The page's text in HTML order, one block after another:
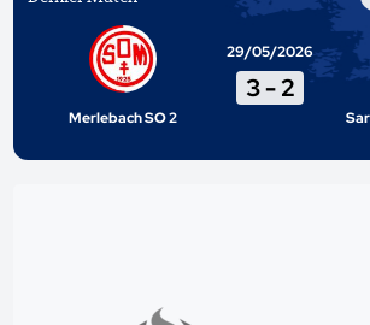
Merlebach SO 2
29/05/2026
3-2